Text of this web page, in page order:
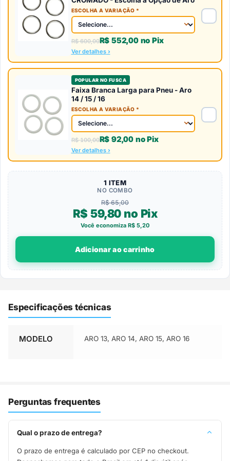
ESCOLHA A VARIAÇÃO *
R$600,00R$ 552,00no Pix
Ver detalhes
POPULAR NO FUSCA
Faixa Branca Larga para Pneu - Aro
14 / 15 / 16
ESCOLHA A VARIAÇÃO *
R$100,00R$ 92,00no Pix
Ver detalhes
1 ITEM
NO COMBO
R$ 65,00
R$ 59,80 no Pix
Você economiza R$ 5,20
Adicionar ao carrinho
Especificações técnicas
MODELO ARO 13, ARO 14, ARO 15, ARO 16
Perguntas frequentes
Qual o prazo de entrega?
O prazo de entrega é calculado por CEP no checkout.